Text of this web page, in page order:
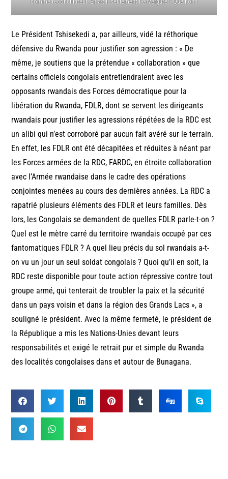
Le Président Tshisekedi a, par ailleurs, vidé la réthorique
défensive du Rwanda pour justifier son agression : « De
même, je soutiens que la prétendue « collaboration » que
certains officiels congolais entretiendraient avec les
opposants rwandais des Forces démocratique pour la
libération du Rwanda, FDLR, dont se servent les dirigeants
rwandais pour justifier les agressions répétées de la RDC est
un alibi qui n’est corroboré par aucun fait avéré sur le terrain.
En effet, les FDLR ont été décapitées et réduites à néant par
les Forces armées de la RDC, FARDC, en étroite collaboration
avec l’Armée rwandaise dans le cadre des opérations
conjointes menées au cours des dernières années. La RDC a
rapatrié plusieurs éléments des FDLR et leurs familles. Dès
lors, les Congolais se demandent de quelles FDLR parle-t-on ?
Quel est le mètre carré du territoire rwandais occupé par ces
fantomatiques FDLR ? A quel lieu précis du sol rwandais a-t-
on vu un jour un seul soldat congolais ? Quoi qu’il en soit, la
RDC reste disponible pour toute action répressive contre tout
groupe armé, qui tenterait de troubler la paix et la sécurité
dans un pays voisin et dans la région des Grands Lacs », a
souligné le président. Avec la même fermeté, le président de
la République a mis les Nations-Unies devant leurs
responsabilités et exigé le retrait pur et simple du Rwanda
des localités congolaises dans et autour de Bunagana.